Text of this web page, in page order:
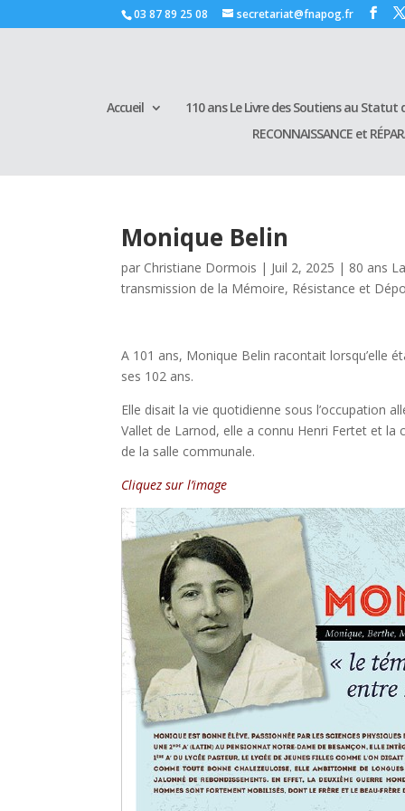
03 87 89 25 08 secretariat@fnapog.fr
Accueil 110 ans Le Livre des Soutiens au Statut
RECONNAISSANCE et
Monique Belin
par Christiane Dormois | Juil 2, 2025 | 80 ans
transmission de la Mémoire, Résistance et
A 101 ans, Monique Belin racontait lorsqu’elle
ses 102 ans.
Elle disait la vie quotidienne sous l’occupation
Vallet de Larnod, elle a connu Henri Fertet et la
de la salle communale.
Cliquez sur l’image